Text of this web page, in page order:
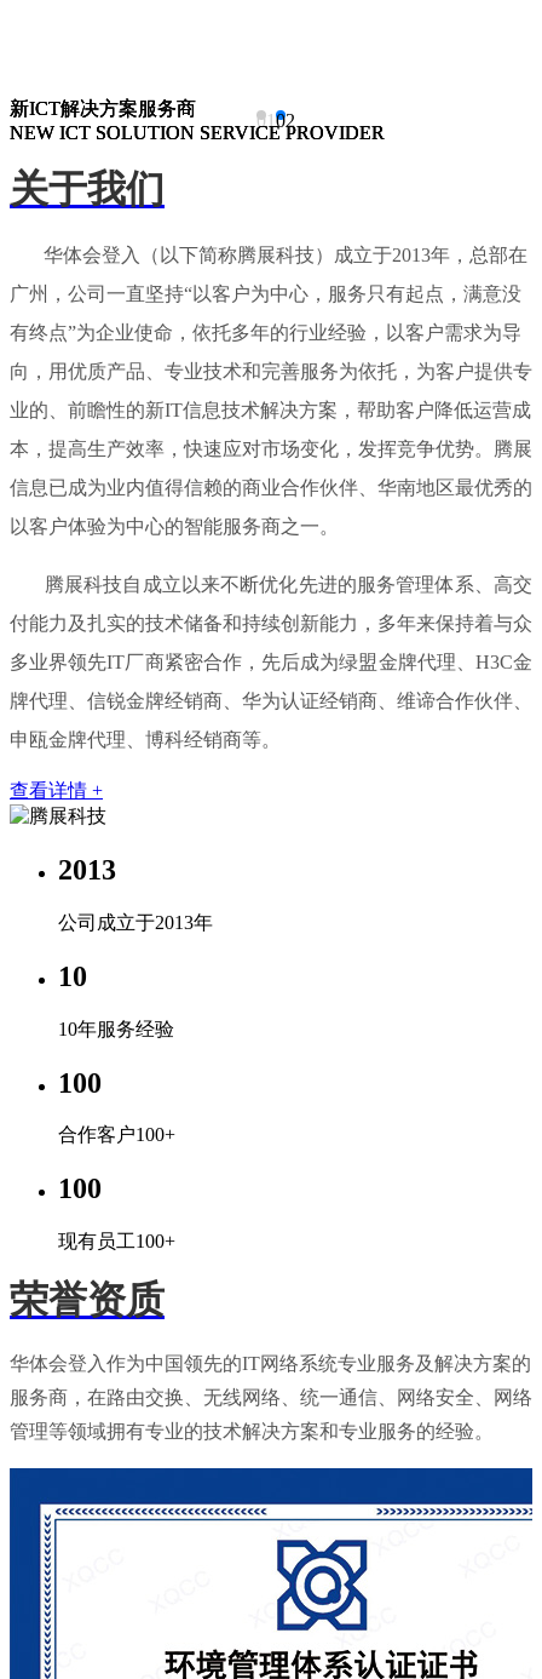
新ICT解决方案服务商
NEW ICT SOLUTION SERVICE PROVIDER
新ICT解决方案服务商
NEW ICT SOLUTION SERVICE PROVIDER
新ICT解决方案服务商
NEW ICT SOLUTION SERVICE PROVIDER
0102
关于我们
华体会登入（以下简称腾展科技）成立于2013年，总部在
广州，公司一直坚持“以客户为中心，服务只有起点，满意没
有终点”为企业使命，依托多年的行业经验，以客户需求为导
向，用优质产品、专业技术和完善服务为依托，为客户提供专
业的、前瞻性的新IT信息技术解决方案，帮助客户降低运营成
本，提高生产效率，快速应对市场变化，发挥竞争优势。腾展
信息已成为业内值得信赖的商业合作伙伴、华南地区最优秀的
以客户体验为中心的智能服务商之一。
腾展科技自成立以来不断优化先进的服务管理体系、高交
付能力及扎实的技术储备和持续创新能力，多年来保持着与众
多业界领先IT厂商紧密合作，先后成为绿盟金牌代理、H3C金
牌代理、信锐金牌经销商、华为认证经销商、维谛合作伙伴、
申瓯金牌代理、博科经销商等。
查看详情 +
2013
公司成立于2013年
10
10年服务经验
100
合作客户100+
100
现有员工100+
荣誉资质
华体会登入作为中国领先的IT网络系统专业服务及解决方案的
服务商，在路由交换、无线网络、统一通信、网络安全、网络
管理等领域拥有专业的技术解决方案和专业服务的经验。